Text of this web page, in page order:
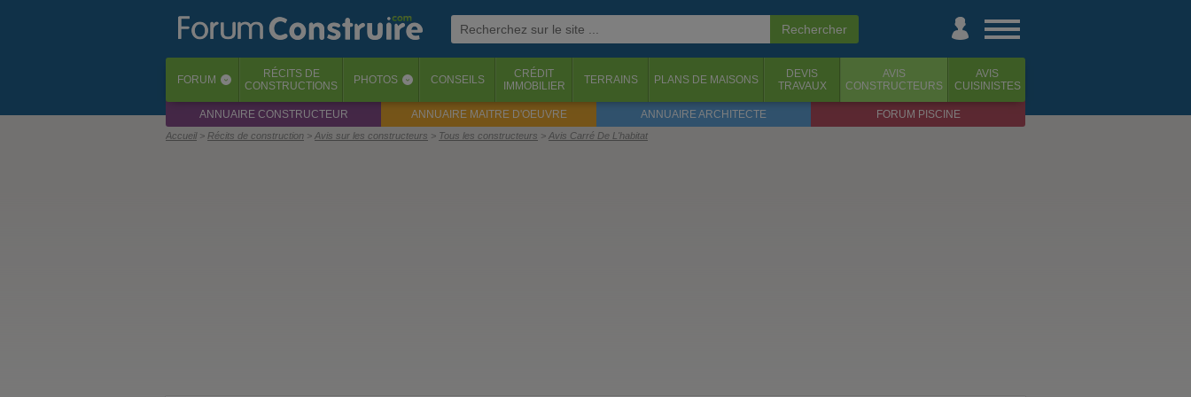
FORUM ‹ RÉCITS DE
CONSTRUCTIONS
PHOTOS ‹ CONSEILS
CRÉDIT
IMMOBILIER
TERRAINS PLANS DE MAISONS
DEVIS
TRAVAUX
AVIS
CONSTRUCTEURS
AVIS
CUISINISTES
ANNUAIRE CONSTRUCTEUR ANNUAIRE MAITRE D'OEUVRE ANNUAIRE ARCHITECTE FORUM PISCINE
Accueil Récits de construction Avis sur les constructeurs Tous les constructeurs Avis Carré De L'habitat